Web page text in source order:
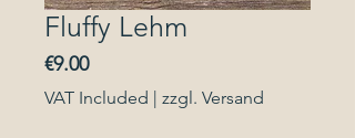
Fluffy Lehm
€9.00Price
VAT Included | zzgl. Versand